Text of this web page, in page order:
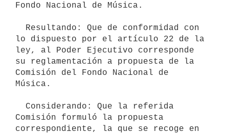
Fondo Nacional de Música.
lo dispuesto por el artículo 22 de la
ley, al Poder Ejecutivo corresponde
su reglamentación a propuesta de la
Comisión del Fondo Nacional de
Música.
Comisión formuló la propuesta
correspondiente, la que se recoge en